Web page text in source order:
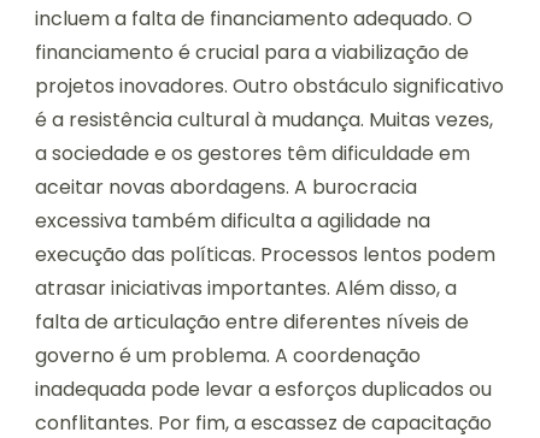
incluem a falta de financiamento adequado. O
financiamento é crucial para a viabilização de
projetos inovadores. Outro obstáculo significativo
é a resistência cultural à mudança. Muitas vezes,
a sociedade e os gestores têm dificuldade em
aceitar novas abordagens. A burocracia
excessiva também dificulta a agilidade na
execução das políticas. Processos lentos podem
atrasar iniciativas importantes. Além disso, a
falta de articulação entre diferentes níveis de
governo é um problema. A coordenação
inadequada pode levar a esforços duplicados ou
conflitantes. Por fim, a escassez de capacitação